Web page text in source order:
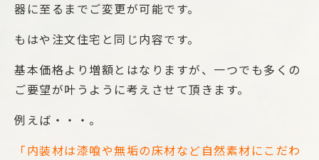
器に至るまでご変更が可能です。
もはや注文住宅と同じ内容です。
基本価格より増額とはなりますが、一つでも多くの
ご要望が叶うように考えさせて頂きます。
例えば・・・。
「内装材は漆喰や無垢の床材など自然素材にこだわ